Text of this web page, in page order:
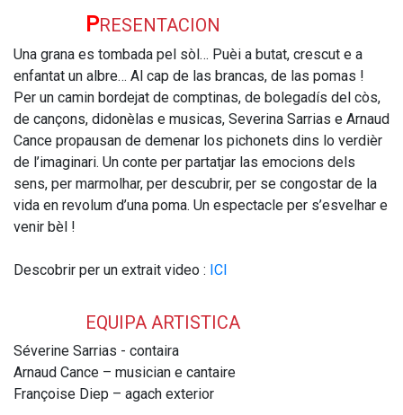
PRESENTACION
Una grana es tombada pel sòl… Puèi a butat, crescut e a
enfantat un albre… Al cap de las brancas, de las pomas !
Per un camin bordejat de comptinas, de bolegadís del còs,
de cançons, didonèlas e musicas, Severina Sarrias e Arnaud
Cance propausan de demenar los pichonets dins lo verdièr
de l’imaginari. Un conte per partatjar las emocions dels
sens, per marmolhar, per descubrir, per se congostar de la
vida en revolum d’una poma. Un espectacle per s’esvelhar e
venir bèl !
Descobrir per un extrait video : ICI
EQUIPA ARTISTICA
Séverine Sarrias - contaira
Arnaud Cance – musician e cantaire
Françoise Diep – agach exterior